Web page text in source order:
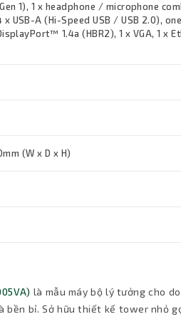
1), 1 x headphone / microphone
USB-A (Hi-Speed USB / USB 2.0),
1.4a (HBR2), 1 x VGA, 1 x
(W x D x H)
là mẫu máy bộ lý tưởng cho
bền bỉ. Sở hữu thiết kế tower nhỏ